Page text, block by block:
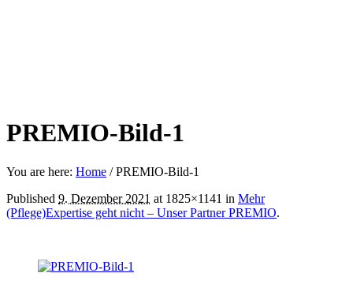
PREMIO-Bild-1
You are here: Home /PREMIO-Bild-1
Published 9. Dezember 2021 at 1825×1141 in Mehr
(Pflege)Expertise geht nicht – Unser Partner PREMIO.